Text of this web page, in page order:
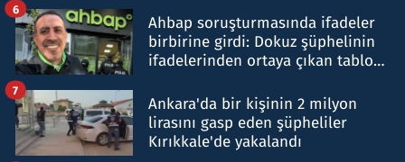
Ahbap soruşturmasında ifadeler
birbirine girdi: Dokuz şüphelinin
ifadelerinden ortaya çıkan tablo
6
Ankara'da bir kişinin 2 milyon
lirasını gasp eden şüpheliler
Kırıkkale'de yakalandı
7